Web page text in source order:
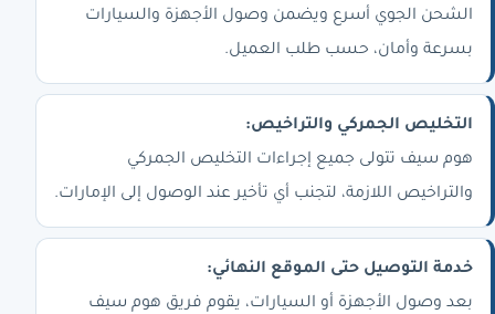
الشحن الجوي أسرع ويضمن وصول الأجهزة والسيارات
بسرعة وأمان، حسب طلب العميل.
التخليص الجمركي والتراخيص:
هوم سيف تتولى جميع إجراءات التخليص الجمركي
والتراخيص اللازمة، لتجنب أي تأخير عند الوصول إلى الإمارات.
خدمة التوصيل حتى الموقع النهائي:
بعد وصول الأجهزة أو السيارات، يقوم فريق هوم سيف